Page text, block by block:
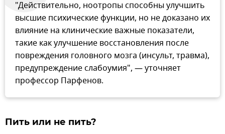
"Действительно, ноотропы способны улучшить
высшие психические функции, но не доказано их
влияние на клинические важные показатели,
такие как улучшение восстановления после
повреждения головного мозга (инсульт, травма),
предупреждение слабоумия", — уточняет
профессор Парфенов.
Пить или не пить?